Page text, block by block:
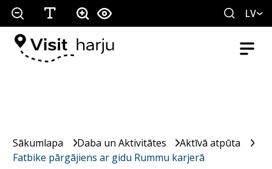
LV
Sākumlapa Daba un Aktivitātes
Aktīvā atpūta
Fatbike pārgājiens ar gidu Rummu karjerā